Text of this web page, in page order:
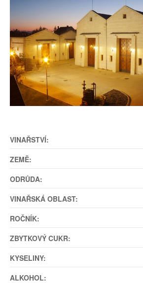
VINAŘSTVÍ:
ZEMĚ:
ODRŮDA:
VINAŘSKÁ OBLAST:
ROČNÍK:
ZBYTKOVÝ CUKR:
KYSELINY:
ALKOHOL: